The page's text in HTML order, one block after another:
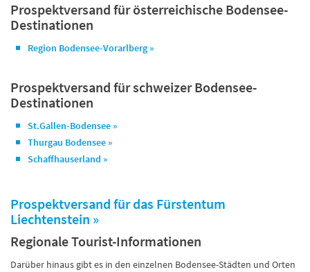
Prospektversand für österreichische Bodensee-
Destinationen
Region Bodensee-Vorarlberg »
Prospektversand für schweizer Bodensee-
Destinationen
St.Gallen-Bodensee »
Thurgau Bodensee »
Schaffhauserland »
Prospektversand für das Fürstentum
Liechtenstein »
Regionale Tourist-Informationen
Darüber hinaus gibt es in den einzelnen Bodensee-Städten und Orten